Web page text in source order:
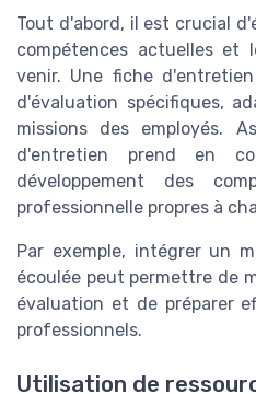
Tout d'abord, il est crucial
compétences actuelles et
venir. Une fiche
d'évaluation spécifiques,
missions des employés.
d'entretien prend en
développement des
professionnelle propres à
Par exemple, intégrer un
écoulée peut permettre de
évaluation et de préparer
professionnels.
Utilisation de